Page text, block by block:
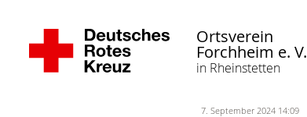
Ortsverein
Forchheim e. V.
in Rheinstetten
7. September 2024 14:09